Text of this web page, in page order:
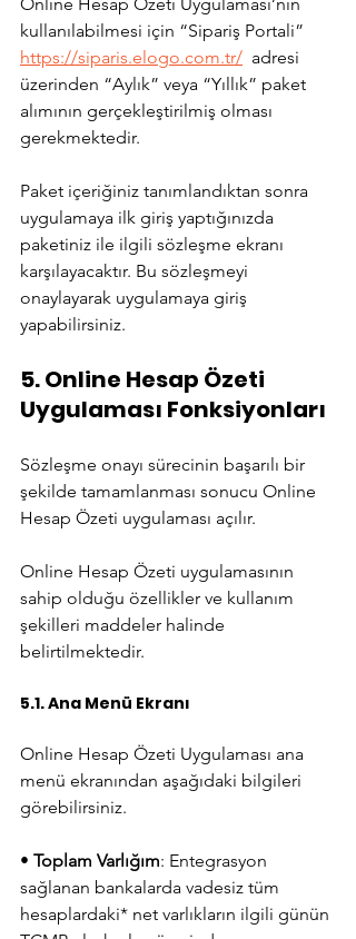
kullanılabilmesi için “Sipariş Portali”
https://siparis.elogo.com.tr/
  adresi
üzerinden “Aylık” veya “Yıllık” paket
alımının gerçekleştirilmiş olması
gerekmektedir.
Paket içeriğiniz tanımlandıktan sonra
uygulamaya ilk giriş yaptığınızda
paketiniz ile ilgili sözleşme ekranı
karşılayacaktır. Bu sözleşmeyi
onaylayarak uygulamaya giriş
yapabilirsiniz.
5. Online Hesap Özeti
Uygulaması Fonksiyonları
Sözleşme onayı sürecinin başarılı bir
şekilde tamamlanması sonucu Online
Hesap Özeti uygulaması açılır.
Online Hesap Özeti uygulamasının
sahip olduğu özellikler ve kullanım
şekilleri maddeler halinde
belirtilmektedir.
5.1. Ana Menü Ekranı
Online Hesap Özeti Uygulaması ana
menü ekranından aşağıdaki bilgileri
görebilirsiniz.
• Toplam Varlığım: Entegrasyon
sağlanan bankalarda vadesiz tüm
hesaplardaki* net varlıkların ilgili günün